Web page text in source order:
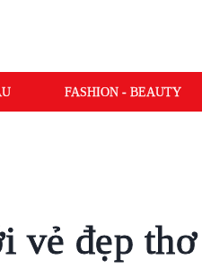
FASHION - BEAUTY
vẻ đẹp